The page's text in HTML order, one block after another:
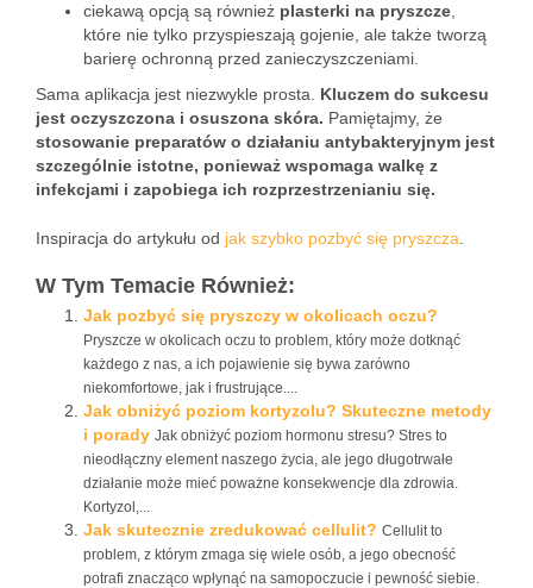
ciekawą opcją są również plasterki na pryszcze
które nie tylko przyspieszają gojenie, ale także tworzą
barierę ochronną przed zanieczyszczeniami.
Sama aplikacja jest niezwykle prosta. Kluczem do sukcesu
jest oczyszczona i osuszona skóra. Pamiętajmy, że
stosowanie preparatów o działaniu antybakteryjnym jest
szczególnie istotne, ponieważ wspomaga walkę z
infekcjami i zapobiega ich rozprzestrzenianiu się.
Inspiracja do artykułu od jak szybko pozbyć się pryszcza
W Tym Temacie Również:
Jak pozbyć się pryszczy w okolicach oczu?
Pryszcze w okolicach oczu to problem, który może dotknąć
każdego z nas, a ich pojawienie się bywa zarówno
niekomfortowe, jak i frustrujące....
Jak obniżyć poziom kortyzolu? Skuteczne metody
i porady Jak obniżyć poziom hormonu stresu? Stres to
nieodłączny element naszego życia, ale jego długotrwałe
działanie może mieć poważne konsekwencje dla zdrowia.
Kortyzol,...
Jak skutecznie zredukować cellulit? Cellulit to
problem, z którym zmaga się wiele osób, a jego obecność
potrafi znacząco wpłynąć na samopoczucie i pewność siebie.